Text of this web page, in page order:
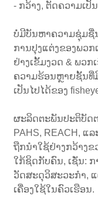
- ກວ້າງ, ຕັດຄວາມເປັ
ບໍ່ມີບັນຫາຄວາມຊຸ່ມຊື່
ການປຸງແຕ່ງຂອງພວ
ຢ່າງເຂັ້ມງວດ & ພວ
ຄວາມຮ້ອນຫຼາຍຊັ້ນທີ່
ເປັນໄປໄດ້ຂອງ
ຜະລິດຕະພັນປະຕິບັດ
PAHS, REACH, ແ
ຖືກນໍາໃຊ້ຢ່າງກວ້າງຂ
ໃກ້ຊິດກັບຄົນ, ເຊັ່ນ:
ວັດສະດຸວິສະວະກໍາ,
ເຄື່ອງໃຊ້ໃນຄົວເຮືອນ.